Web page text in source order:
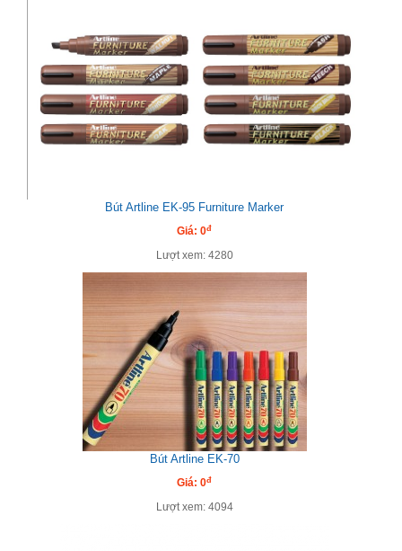
Bút Artline EK-95 Furniture Marker
Giá: 0đ
Lượt xem: 4280
Bút Artline EK-70
Giá: 0đ
Lượt xem: 4094